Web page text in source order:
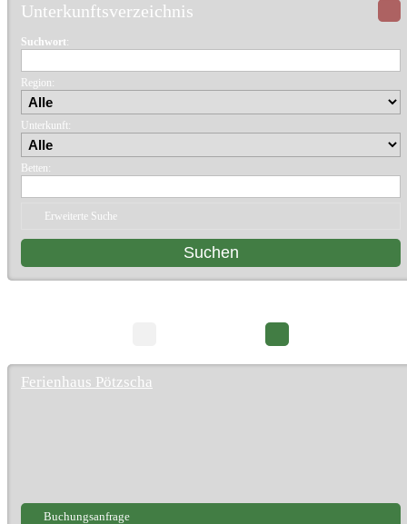
Unterkunftsverzeichnis
Suchwort:
Region:
Unterkunft:
Betten:
Erweiterte Suche
Ferienhaus Pötzscha
Buchungsanfrage